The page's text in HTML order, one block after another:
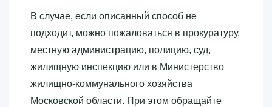
В случае, если описанный способ не
подходит, можно пожаловаться в прокуратуру,
местную администрацию, полицию, суд,
жилищную инспекцию или в Министерство
жилищно-коммунального хозяйства
Московской области. При этом обращайте